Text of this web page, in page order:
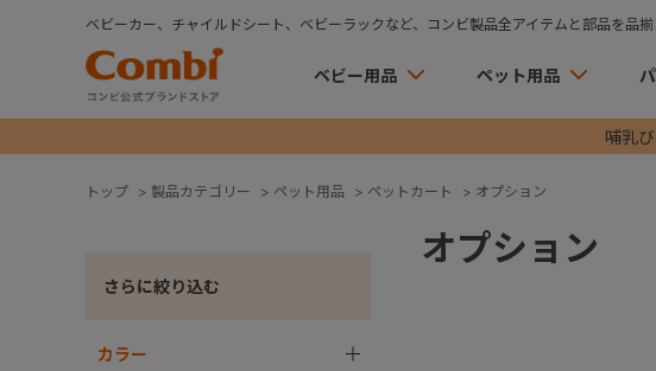
ベビーカー、チャイルドシート、ベビーラックなど、コンビ製品全アイテムと部品を品揃
ベビー用品 ペット用品
哺乳
トップ > 製品カテゴリー > ペット用品 > ペットカート > オプション
さらに絞り込む
カラー
オプション